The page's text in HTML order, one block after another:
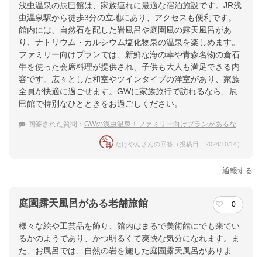
浅虫温泉の辰巳館は、家族連れに最適な宿泊施設です。JR浅
虫温泉駅から徒歩3分の立地にあり、アクセスも便利です。
館内には、自然石を配した岩風呂や庭園風の露天風呂があ
り、ナトリウム・カルシウム塩化物泉の温泉を楽しめます。
ファミリー向けプランでは、新鮮な海の幸や青森名物の倉石
牛を使った会席料理が提供され、子供も大人も満足できる内
容です。広々とした和室やツインタイプの洋室があり、家族
全員が快適に過ごせます。GWに家族旅行で訪れるなら、辰
巳館で特別なひとときをお過ごしください。
回答された質問： GWの浅虫温泉！ファミリー向けプランがあるなど子連れでも安心できる宿のおすすめは？
たけやんさんの回答（投稿日：2024/10/14）
通報する
庭園露天風呂がある老舗旅館 0
様々な絵や工芸品を飾り、館内はまるで美術館にでも来てい
るかのようであり、かつ明るくて爽快な気分になれます。ま
た、お風呂では、自然の岩を施した庭園露天風呂がありま